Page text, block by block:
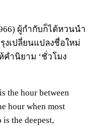
ผู้กำกับก็ได้หวนนำ
รุงเปลี่ยนแปลงชื่อใหม่
คำนิยาม ‘ชั่วโมง
the hour between
hour when most
is the deepest,